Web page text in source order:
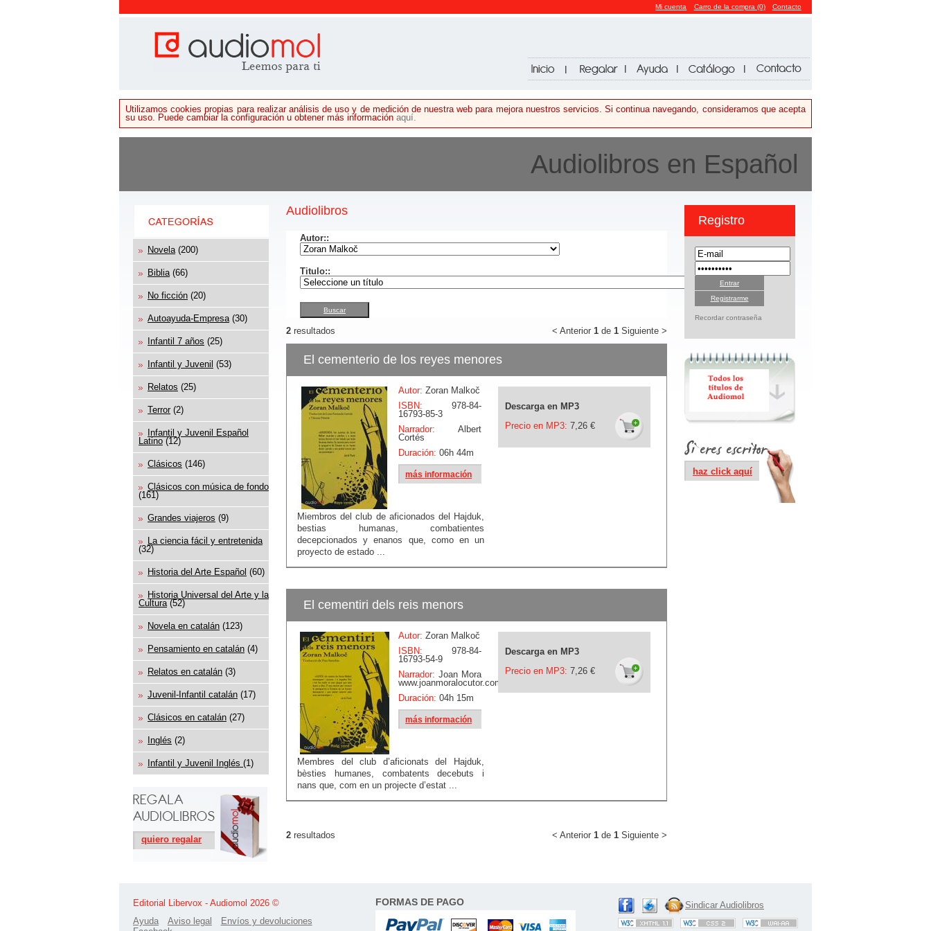
Contacto
Carro de la compra (0)
Mi cuenta
Utilizamos cookies propias para realizar análisis de uso y de medición de nuestra web para mejora nuestros servicios. Si continua navegando, consideramos que acepta
su uso. Puede cambiar la configuración u obtener más información aquí.
Audiolibros en Español
Novela (200)
Biblia (66)
No ficción (20)
Autoayuda-Empresa (30)
Infantil 7 años (25)
Infantil y Juvenil (53)
Relatos (25)
Terror (2)
Infantil y Juvenil Español
Latino(12)
Clásicos (146)
Clásicos con música de fondo
(161)
Grandes viajeros (9)
La ciencia fácil y entretenida
(32)
Historia del Arte Español (60)
Historia Universal del Arte y la
Cultura(52)
Novela en catalán (123)
Pensamiento en catalán (4)
Relatos en catalán (3)
Juvenil-Infantil catalán (17)
Clásicos en catalán (27)
Inglés (2)
Infantil y Juvenil Inglés (1)
quiero regalar
Audiolibros
Autor::
Titulo::
2 resultados < Anterior 1 de 1 Siguiente >
El cementerio de los reyes menores
Autor: Zoran Malkoč
ISBN: 978-84-
16793-85-3
Narrador: Albert
Cortés
Duración: 06h 44m
más información
Miembros del club de aficionados del Hajduk,
bestias humanas, combatientes
decepcionados y enanos que, como en un
proyecto de estado ...
Descarga en MP3
Precio en MP3: 7,26 €
El cementiri dels reis menors
Autor: Zoran Malkoč
ISBN: 978-84-
16793-54-9
Narrador: Joan Mora
www.joanmoralocutor.com
Duración: 04h 15m
más información
Membres del club d’aficionats del Hajduk,
bèsties humanes, combatents decebuts i
nans que, com en un projecte d’estat ...
Descarga en MP3
Precio en MP3: 7,26 €
2 resultados < Anterior 1 de 1 Siguiente >
Registro
Registrarme
Recordar contraseña
haz click aquí
Editorial Libervox - Audiomol 2026 ©
Ayuda
Aviso legal
Envíos y devoluciones
FORMAS DE PAGO Sindicar Audiolibros